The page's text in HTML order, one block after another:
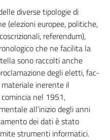
diverse tipologie di
(elezioni europee, politiche,
referendum),
che ne facilita la
sono raccolti anche
degli eletti, fac-
inerente il
nel 1951,
all'inizio degli anni
dei dati è stato
strumenti informatici.